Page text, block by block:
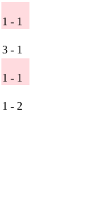
1 - 1
3 - 1
1 - 1
1 - 2